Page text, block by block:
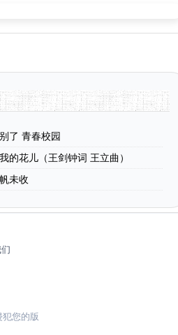
别了 青春校园
我的花儿（王剑钟词 王立曲）
帆未收
您的版